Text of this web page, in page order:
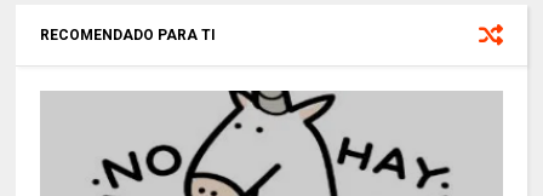
RECOMENDADO PARA TI